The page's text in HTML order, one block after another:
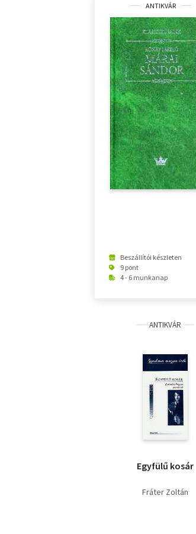
ANTIKVÁR
Beszállítói készleten
9 pont
4 - 6 munkanap
ANTIKVÁR
Egyfülű kosár
Fráter Zoltán